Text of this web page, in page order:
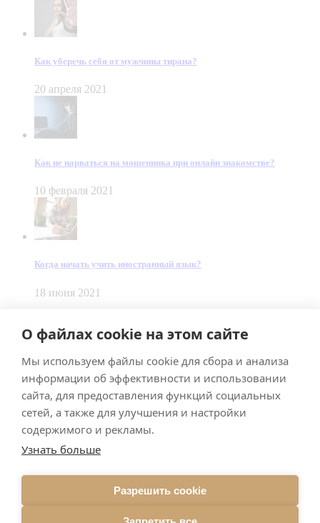
О файлах cookie на этом сайте
Мы используем файлы cookie для сбора и анализа
информации об эффективности и использовании
сайта, для предоставления функций социальных
сетей, а также для улучшения и настройки
содержимого и рекламы.
Узнать больше
Разрешить cookie
Как уберечь себя от мужчины тирана?
20 апреля 2021
Как не нарваться на мошенника при онлайн знакомстве?
10 февраля 2021
Когда начать учить иностранный язык?
18 июня 2021
Made bySmart Team
ImpressumDatenschutz
Подписывайтесь на меня в Телеграм
Подписаться